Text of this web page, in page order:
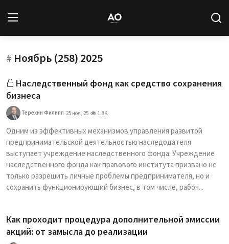
Вход Регистрация
Новости
Статьи
Авторы
Архив
База знаний
# Ноябрь (258) 2025
Наследственный фонд как средство сохранения
бизнеса
Терехин Филипп 25 ноя, 25 1.8K
Одним из эффективных механизмов управления развитой
предпринимательской деятельностью наследодателя
выступает учреждение наследственного фонда. Учреждение
наследственного фонда как правового института призвано не
только разрешить личные проблемы предпринимателя, но и
сохранить функционирующий бизнес, в том числе, рабоч...
Как проходит процедура дополнительной эмиссии
акций: от замысла до реализации